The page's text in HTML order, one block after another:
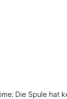
Die Spule hat